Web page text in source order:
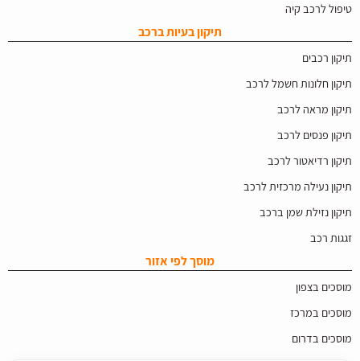
טיפול לרכב קיה
תיקון בעיות ברכב
תיקון רכבים
תיקון חלונות חשמל לרכב
תיקון מראה לרכב
תיקון פנסים לרכב
תיקון רדיאטור לרכב
תיקון נעילה מרכזית לרכב
תיקון נזילת שמן ברכב
זגגות רכב
מוסך לפי אזור
מוסכים בצפון
מוסכים במרכז
מוסכים בדרום